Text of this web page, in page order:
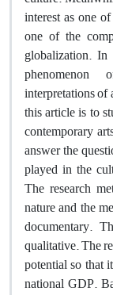
interest as one
one of the
globalization.
interpretations of
this article is to
contemporary
answer the
played in the
The research
nature and the
documentary.
qualitative. The
potential so that
national GDP.